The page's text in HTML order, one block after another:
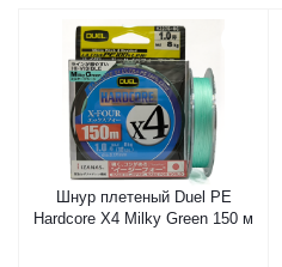
Шнур плетеный Duel PE
Hardcore X4 Milky Green 150 м